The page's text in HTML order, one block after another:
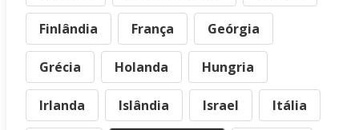
Finlândia França Geórgia
Grécia Holanda Hungria
Irlanda Islândia Israel Itália